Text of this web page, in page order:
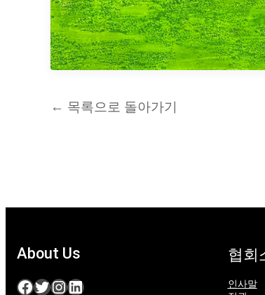
← 목록으로 돌아가기
About Us
Facebook Twitter InstagramLinkedIn
협회
인사말